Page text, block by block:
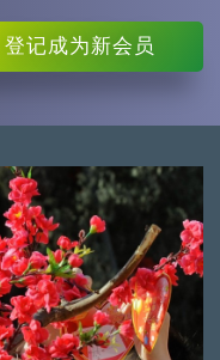
登记成为新会员